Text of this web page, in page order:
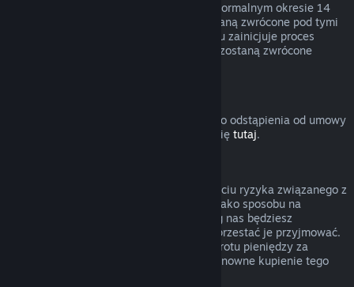
Nieodebrane prezenty można zwrócić w normalnym okresie 14
dni lub 2 godzin. Odebrane prezenty zostaną zwrócone pod tymi
samymi warunkami, jeśli adresat prezentu zainicjuje proces
zwrotu. Środki użyte do zakupu prezentu zostaną zwrócone
Wyjaśnienie dotyczące działania prawa do odstąpienia od umowy
w UE dla użytkowników Steam znajduje się tutaj.
Zwroty pieniędzy mają polegać na usunięciu ryzyka związanego z
kupowaniem produktów na Steam — nie jako sposobu na
zdobywanie darmowych gier. Jeśli według nas będziesz
nadużywać zwrotów pieniędzy, możemy przestać je przyjmować.
Nie uważamy za nadużycie zażądania zwrotu pieniędzy za
produkt zakupiony przed wyprzedażą i ponowne kupienie tego